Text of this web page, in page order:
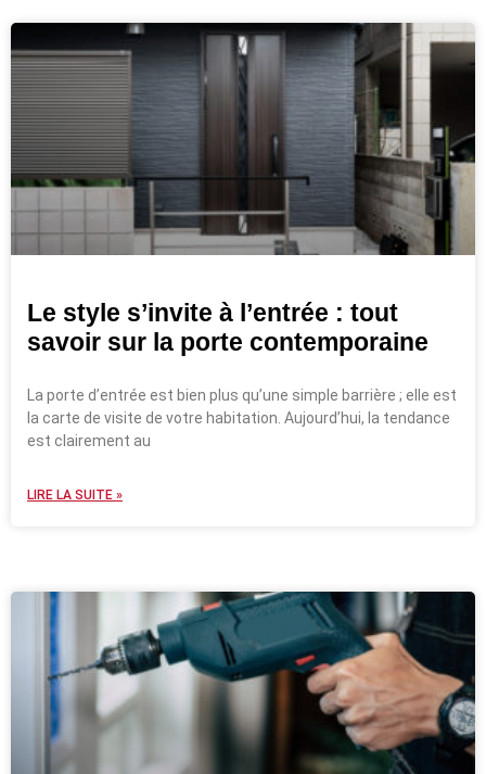
Le style s’invite à l’entrée : tout
savoir sur la porte contemporaine
La porte d’entrée est bien plus qu’une simple barrière ; elle est
la carte de visite de votre habitation. Aujourd’hui, la tendance
est clairement au
LIRE LA SUITE »